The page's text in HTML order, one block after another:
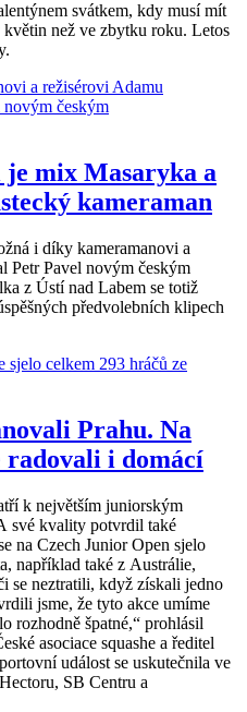
svátkem, kdy musí mít
než ve zbytku roku. Letos
mix Masaryka a
kameraman
i díky kameramanovi a
Petr Pavel novým českým
z Ústí nad Labem se totiž
předvolebních klipech
Prahu. Na
i domácí
k největším juniorským
své kvality potvrdil také
na Czech Junior Open sjelo
například také z Austrálie,
se neztratili, když získali jedno
jsme, že tyto akce umíme
rozhodně špatné,“ prohlásil
asociace squashe a ředitel
událost se uskutečnila ve
SB Centru a